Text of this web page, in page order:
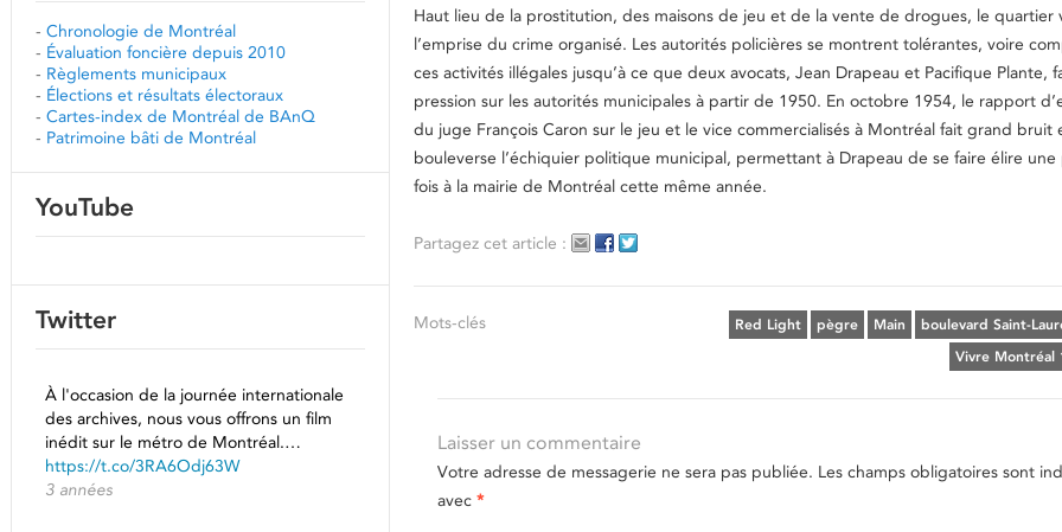
Haut lieu de la prostitution, des maisons de jeu et de la vente de drogues, le quartier
l’emprise du crime organisé. Les autorités policières se montrent tolérantes, voire
ces activités illégales jusqu’à ce que deux avocats, Jean Drapeau et Pacifique Plante,
pression sur les autorités municipales à partir de 1950. En octobre 1954, le rapport
du juge François Caron sur le jeu et le vice commercialisés à Montréal fait grand bruit
bouleverse l’échiquier politique municipal, permettant à Drapeau de se faire élire une
fois à la mairie de Montréal cette même année.
Partagez cet article :
Mots-clés boulevard Saint-
Main
pègre
Red Light
Vivre Montréal
Laisser un commentaire
Votre adresse de messagerie ne sera pas publiée. Les champs obligatoires sont
avec *
- Chronologie de Montréal
- Évaluation foncière depuis 2010
- Règlements municipaux
- Élections et résultats électoraux
- Cartes-index de Montréal de BAnQ
- Patrimoine bâti de Montréal
YouTube
Twitter
À l'occasion de la journée internationale
des archives, nous vous offrons un film
inédit sur le métro de Montréal.…
https://t.co/3RA6Odj63W
3 années